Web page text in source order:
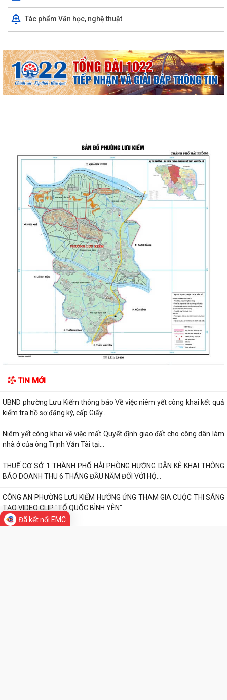
Tác phẩm Văn học, nghệ thuật
TIN MỚI
THƯỜNG TRỰC HĐND PHƯỜNG LƯU KIẾM TỔ CHỨC PHIÊN HỌP
THƯỜNG KỲ THÁNG 8 NĂM 2026
UBND PHƯỜNG LƯU KIẾM TỔ CHỨC PHIÊN HỌP THƯỜNG KỲ THÁNG 8
UBDN phường Lưu Kiếm thông báo Về việc niêm yết công khai kết quả
kiểm tra hồ sơ đăng ký, cấp Giấy...
kiểm tra hồ sơ đăng ký, cấp Giấy...
ĐOÀN KIỂM TRA CỦA BAN THƯỜNG VỤ THÀNH ỦY HẢI PHÒNG VỀ
CÔNG TÁC KHOA HỌC, CÔNG NGHỆ, ĐỔI MỚI SÁNG...
UBND phường Lưu Kiếm thông báo Về việc niêm yết công khai kết quả
kiểm tra hồ sơ đăng ký, cấp Giấy...
Niêm yết công khai về việc mất Quyết định giao đất cho công dân làm
nhà ở của ông Trịnh Văn Tài tại...
THUẾ CƠ SỞ 1 THÀNH PHỐ HẢI PHÒNG HƯỚNG DẪN KÊ KHAI THÔNG
BÁO DOANH THU 6 THÁNG ĐẦU NĂM ĐỐI VỚI HỘ...
CÔNG AN PHƯỜNG LƯU KIẾM HƯỞNG ỨNG THAM GIA CUỘC THI SÁNG
Đã kết nối EMC